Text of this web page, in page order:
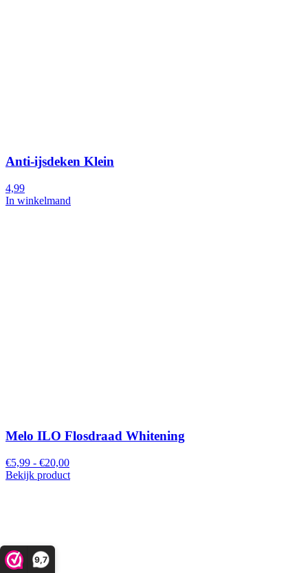
9,7
Anti-ijsdeken Klein
4,99
In winkelmand
Melo ILO Flosdraad Whitening
€5,99 - €20,00
Bekijk product